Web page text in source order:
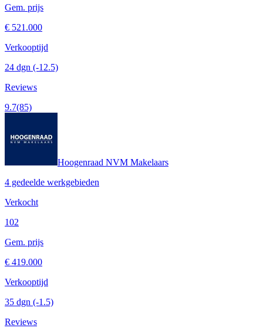
Gem. prijs
€ 521.000
Verkooptijd
24 dgn (-12.5)
Reviews
9.7(85)
Hoogenraad NVM Makelaars
4 gedeelde werkgebieden
Verkocht
102
Gem. prijs
€ 419.000
Verkooptijd
35 dgn (-1.5)
Reviews